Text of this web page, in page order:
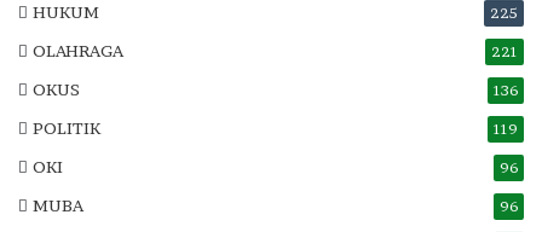
HUKUM 225
OLAHRAGA 221
OKUS 136
POLITIK 119
OKI 96
MUBA 96